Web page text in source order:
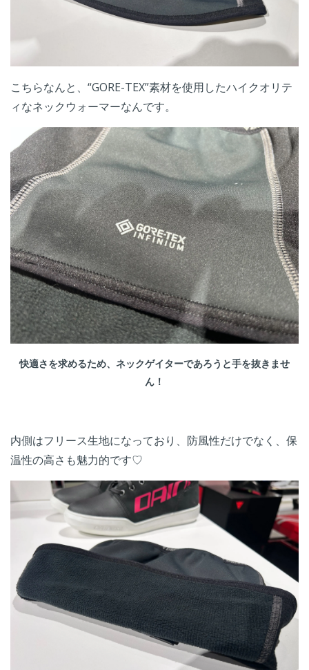
こちらなんと、“GORE-TEX”素材を使用したハイクオリテ
ィなネックウォーマーなんです。
快適さを求めるため、ネックゲイターであろうと手を抜きませ
ん！
内側はフリース生地になっており、防風性だけでなく、保
温性の高さも魅力的です♡